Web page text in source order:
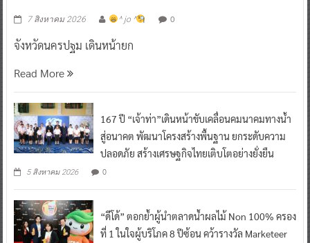
7 สิงหาคม 2026 ^ jo ^ 0
จังหวัดนครปฐม เดินหน้ายก
Read More
167 ปี “เจ้าท่า”เดินหน้าขับเคลื่อนคมนาคมทางน้ำ
สู่อนาคต พัฒนาโครงสร้างพื้นฐาน ยกระดับความ
ปลอดภัย สร้างเศรษฐกิจไทยเติบโตอย่างยั่งยืน
5 สิงหาคม 2026 0
“ดีโด้” ตอกย้ำผู้นำตลาดน้ำผลไม้ Non 100% ครอง
ที่ 1 ในใจผู้บริโภค 8 ปีซ้อน คว้ารางวัล Marketeer